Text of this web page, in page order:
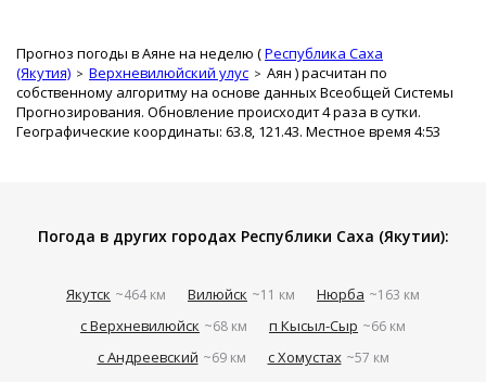
Прогноз погоды в Аяне на неделю (Республика Саха
(Якутия)
Верхневилюйский улус Аян ) расчитан по
собственному алгоритму на основе данных Всеобщей Системы
Прогнозирования. Обновление происходит 4 раза в сутки.
Географические координаты: 63.8, 121.43. Местное время 4:53
Погода в других городах Республики Саха (Якутии):
Якутск ~464 км Вилюйск ~11 км Нюрба ~163 км
с Верхневилюйск ~68 км п Кысыл-Сыр ~66 км
с Андреевский ~69 км с Хомустах ~57 км